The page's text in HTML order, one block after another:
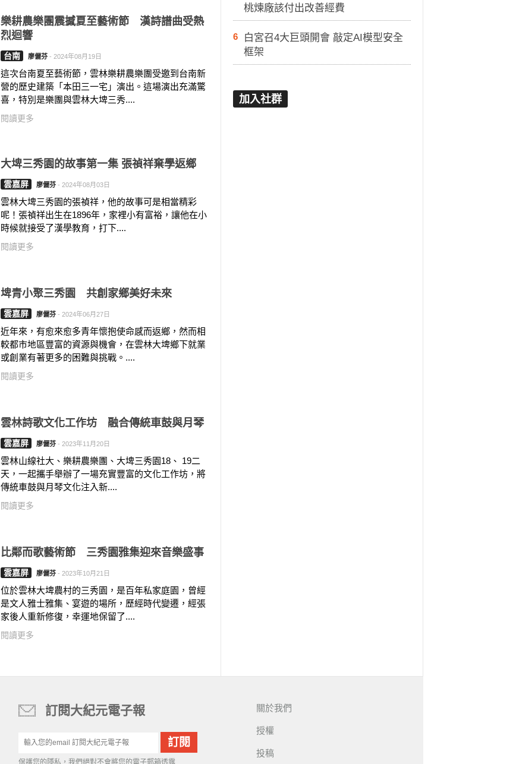
樂耕農樂團震撼夏至藝術節 漢詩譜曲受熱
烈迴響
台南 廖儷芬 - 2024年08月19日
這次台南夏至藝術節，雲林樂耕農樂團受邀到台南新
營的歷史建築「本田三一宅」演出。這場演出充滿驚
喜，特別是樂團與雲林大埤三秀....
閱讀更多
大埤三秀園的故事第一集 張禎祥棄學返鄉
雲嘉屏 廖儷芬 - 2024年08月03日
雲林大埤三秀園的張禎祥，他的故事可是相當精彩
呢！張禎祥出生在1896年，家裡小有富裕，讓他在小
時候就接受了漢學教育，打下....
閱讀更多
埤青小聚三秀園 共創家鄉美好未來
雲嘉屏 廖儷芬 - 2024年06月27日
近年來，有愈來愈多青年懷抱使命感而返鄉，然而相
較都市地區豐富的資源與機會，在雲林大埤鄉下就業
或創業有著更多的困難與挑戰。....
閱讀更多
雲林詩歌文化工作坊 融合傳統車鼓與月琴
雲嘉屏 廖儷芬 - 2023年11月20日
雲林山線社大、樂耕農樂團、大埤三秀園18、 19二
天，一起攜手舉辦了一場充實豐富的文化工作坊，將
傳統車鼓與月琴文化注入新....
閱讀更多
比鄰而歌藝術節 三秀園雅集迎來音樂盛事
雲嘉屏 廖儷芬 - 2023年10月21日
位於雲林大埤農村的三秀園，是百年私家庭園，曾經
是文人雅士雅集、宴遊的場所，歷經時代變遷，經張
家後人重新修復，幸運地保留了....
閱讀更多
桃煉廠該付出改善經費
6
白宮召4大巨頭開會 敲定AI模型安全
框架
加入社群
訂閱大紀元電子報
保護您的隱私，我們絕對不會將您的電子郵箱透露
關於我們
授權
投稿